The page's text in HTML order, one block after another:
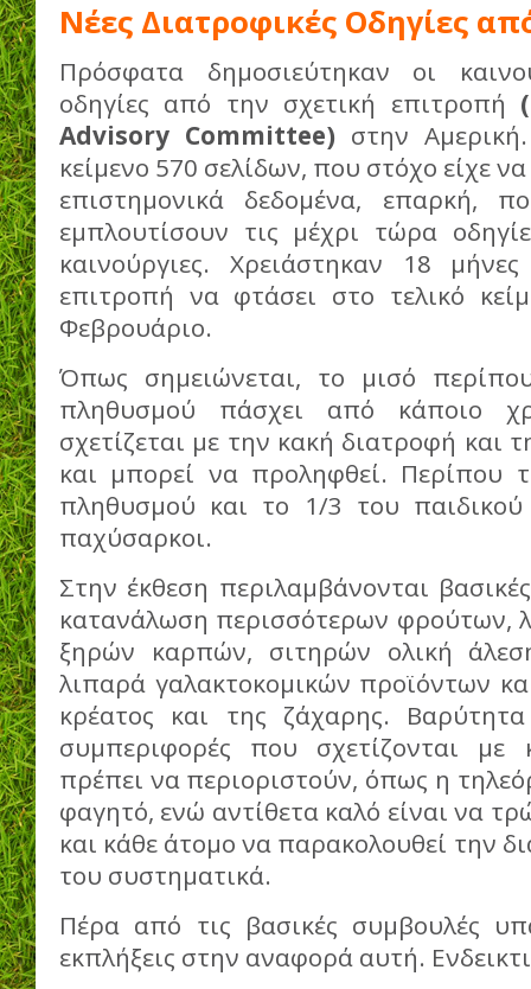
Νέες Διατροφικές Οδηγίες
Πρόσφατα δημοσιεύτηκαν οι
οδηγίες από την σχετική επιτροπή
Advisory Committee) στην
κείμενο 570 σελίδων, που στόχο είχε
επιστημονικά δεδομένα, επαρκή,
εμπλουτίσουν τις μέχρι τώρα
καινούργιες. Χρειάστηκαν 18
επιτροπή να φτάσει στο τελικό
Φεβρουάριο.
Όπως σημειώνεται, το μισό
πληθυσμού πάσχει από κάποιο
σχετίζεται με την κακή διατροφή και
και μπορεί να προληφθεί. Περίπου
πληθυσμού και το 1/3 του
παχύσαρκοι.
Στην έκθεση περιλαμβάνονται
κατανάλωση περισσότερων φρούτων,
ξηρών καρπών, σιτηρών ολική
λιπαρά γαλακτοκομικών προϊόντων
κρέατος και της ζάχαρης.
συμπεριφορές που σχετίζονται με
πρέπει να περιοριστούν, όπως η
φαγητό, ενώ αντίθετα καλό είναι να
και κάθε άτομο να παρακολουθεί την
του συστηματικά.
Πέρα από τις βασικές συμβουλές
εκπλήξεις στην αναφορά αυτή.